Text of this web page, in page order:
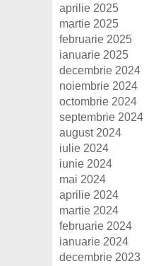
aprilie 2025
martie 2025
februarie 2025
ianuarie 2025
decembrie 2024
noiembrie 2024
octombrie 2024
septembrie 2024
august 2024
iulie 2024
iunie 2024
mai 2024
aprilie 2024
martie 2024
februarie 2024
ianuarie 2024
decembrie 2023